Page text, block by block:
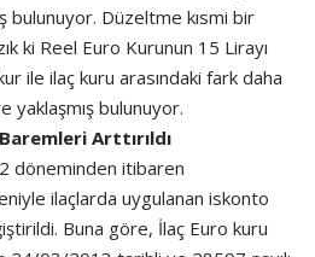
bulunuyor. Düzeltme kısmi bir
ki Reel Euro Kurunun 15 Lirayı
ile ilaç kuru arasındaki fark daha
yaklaşmış bulunuyor.
Arttırıldı
döneminden itibaren
ilaçlarda uygulanan iskonto
Buna göre, İlaç Euro kuru